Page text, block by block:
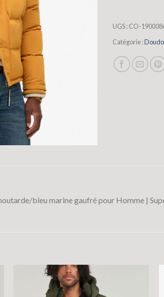
UGS :CO-
Catégorie :
bleu marine gaufré pour Homme |